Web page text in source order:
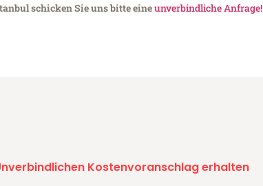
schicken Sie uns bitte eineunverbindliche Anfrage!
Kostenvoranschlag erhalten